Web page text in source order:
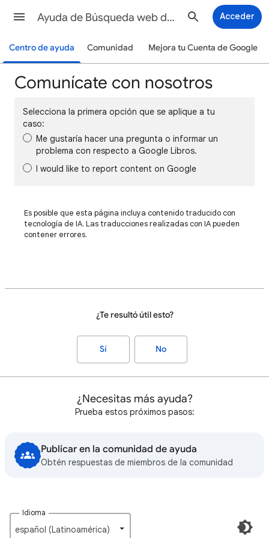
Ayuda de Búsqueda web de Google Acceder
Centro de ayuda Comunidad Mejora tu Cuenta de Google
Comunícate con nosotros
Selecciona la primera opción que se aplique a tu
caso:
Me gustaría hacer una pregunta o informar un
problema con respecto a Google Libros.
I would like to report content on Google
Es posible que esta página incluya contenido traducido con
tecnología de IA. Las traducciones realizadas con IA pueden
contener errores.
¿Te resultó útil esto?
Sí No
¿Necesitas más ayuda?
Prueba estos próximos pasos:
Publicar en la comunidad de ayuda
Obtén respuestas de miembros de la comunidad
Idioma
español (Latinoamérica)‎